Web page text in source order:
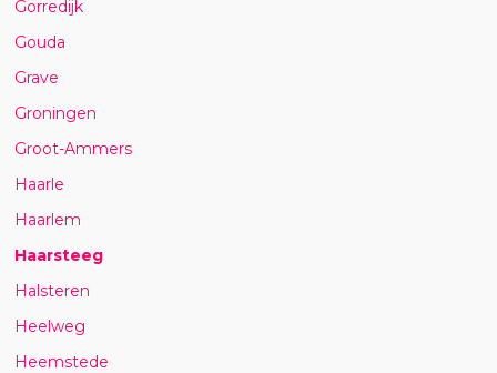
Gorredijk
Gouda
Grave
Groningen
Groot-Ammers
Haarle
Haarlem
Haarsteeg
Halsteren
Heelweg
Heemstede